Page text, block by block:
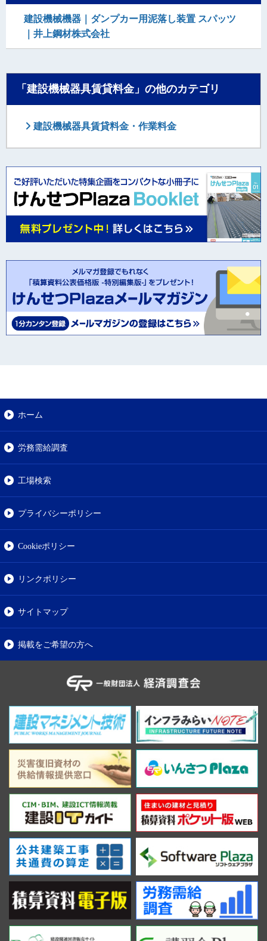
建設機械機器｜ダンプカー用泥落し装置 スパッツ
｜井上鋼材株式会社
「建設機械器具賃貸料金」の他のカテゴリ
建設機械器具賃貸料金・作業料金
ホーム
労務需給調査
工場検索
プライバシーポリシー
Cookieポリシー
リンクポリシー
サイトマップ
掲載をご希望の方へ